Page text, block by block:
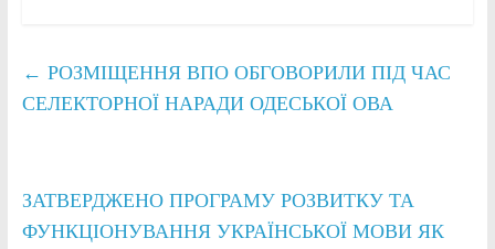
← РОЗМІЩЕННЯ ВПО ОБГОВОРИЛИ ПІД ЧАС
СЕЛЕКТОРНОЇ НАРАДИ ОДЕСЬКОЇ ОВА
ЗАТВЕРДЖЕНО ПРОГРАМУ РОЗВИТКУ ТА
ФУНКЦІОНУВАННЯ УКРАЇНСЬКОЇ МОВИ ЯК